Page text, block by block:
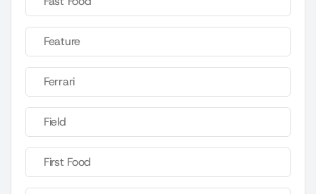
Feature
Ferrari
Field
First Food